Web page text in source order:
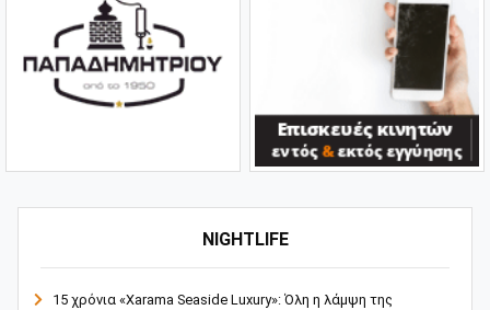
NIGHTLIFE
15 χρόνια «Xarama Seaside Luxury»: Όλη η λάμψη της